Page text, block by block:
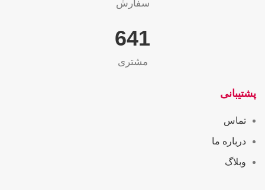
سفارش
655
مشتری
پشتیبانی
تماس
درباره ما
وبلاگ